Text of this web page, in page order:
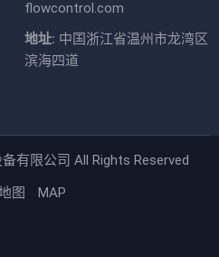
flowcontrol.com
地址: 中国浙江省温州市龙湾区
滨海四道
有限公司 All Rights Reserved
图
MAP